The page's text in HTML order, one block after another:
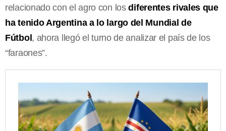
relacionado con el agro con losdiferentes rivales que
ha tenido Argentina a lo largo del Mundial de
Fútbol, ahora llegó el turno de analizar el país de los
“faraones”.